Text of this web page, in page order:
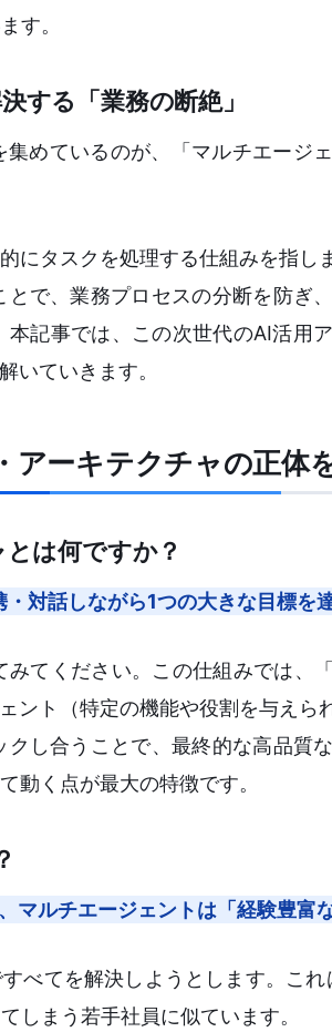
す。
する「業務の断絶」
めているのが、「マルチエージ
にタスクを処理する仕組みを指し
で、業務プロセスの分断を防ぎ
記事では、この次世代のAI活用
いていきます。
アーキテクチャの正体
は何ですか？
対話しながら1つの大きな目標を
てください。この仕組みでは、
ント（特定の機能や役割を与えら
し合うことで、最終的な高品質
動く点が最大の特徴です。
マルチエージェントは「経験豊富
べてを解決しようとします。こ
しまう若手社員に似ています。